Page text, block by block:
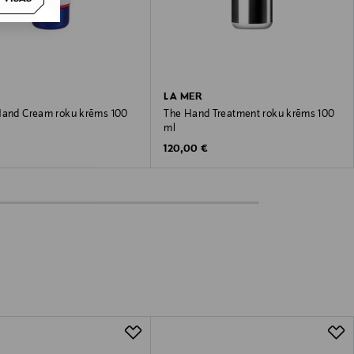
Cream roku krēms 100
LA MER
The Hand Treatment roku krēms 100
ml
Original Price
120,00 €